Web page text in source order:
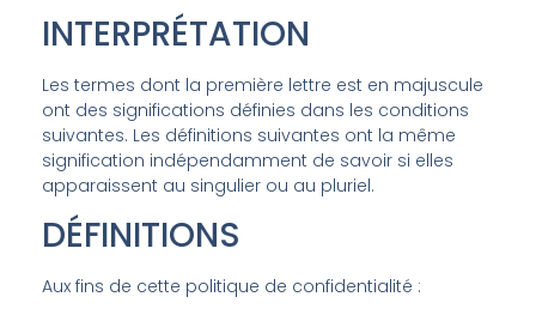
INTERPRÉTATION
Les termes dont la première lettre est en majuscule
ont des significations définies dans les conditions
suivantes. Les définitions suivantes ont la même
signification indépendamment de savoir si elles
apparaissent au singulier ou au pluriel.
DÉFINITIONS
Aux fins de cette politique de confidentialité :